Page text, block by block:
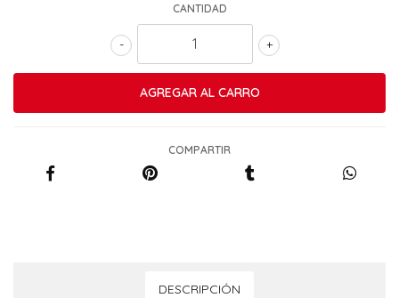
CANTIDAD
+
-
COMPARTIR
DESCRIPCIÓN